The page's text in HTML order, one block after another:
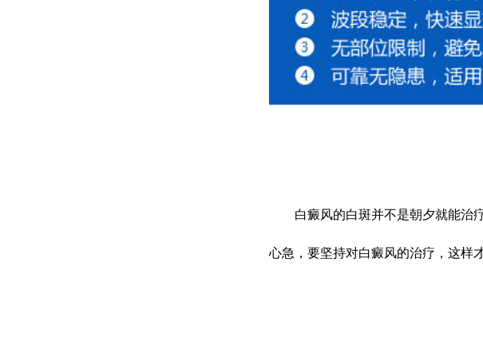
白癜风的白斑并不是朝夕就能治疗
心急，要坚持对白癜风的治疗，这样